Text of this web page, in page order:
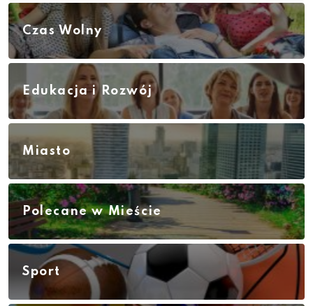
Czas Wolny
Edukacja i Rozwój
Miasto
Polecane w Mieście
Sport